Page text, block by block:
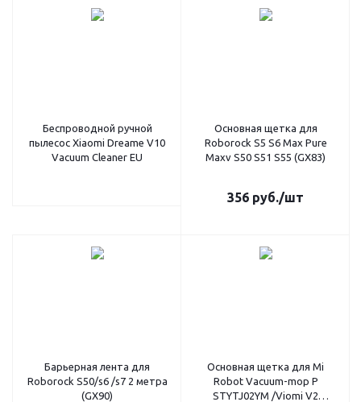
Беспроводной ручной
пылесос Xiaomi Dreame V10
Vacuum Cleaner EU
Основная щетка для
Roborock S5 S6 Max Pure
Maxv S50 S51 S55 (GX83)
356 руб./шт
Барьерная лента для
Roborock S50/s6 /s7 2 метра
(GX90)
Основная щетка для Mi
Robot Vacuum-mop P
STYTJ02YM /Viomi V2